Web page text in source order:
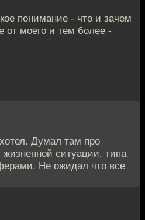
понимание - что и зачем
от моего и тем более -
Думал там про
ситуации, типа
Не ожидал что все